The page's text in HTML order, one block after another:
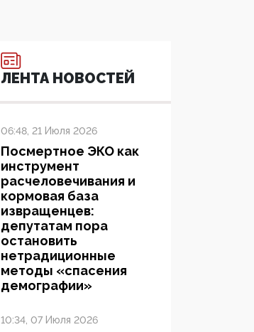
ЛЕНТА НОВОСТЕЙ
06:48, 21 Июля 2026
Посмертное ЭКО как
инструмент
расчеловечивания и
кормовая база
извращенцев:
депутатам пора
остановить
нетрадиционные
методы «спасения
демографии»
10:34, 07 Июля 2026